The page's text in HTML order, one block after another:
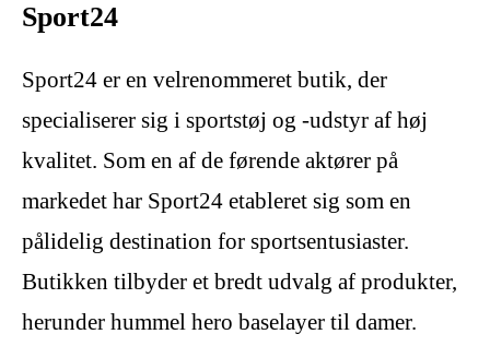
Sport24
Sport24 er en velrenommeret butik, der
specialiserer sig i sportstøj og -udstyr af høj
kvalitet. Som en af de førende aktører på
markedet har Sport24 etableret sig som en
pålidelig destination for sportsentusiaster.
Butikken tilbyder et bredt udvalg af produkter,
herunder hummel hero baselayer til damer.